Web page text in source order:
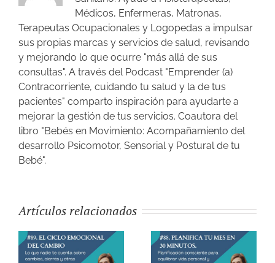
Médicos, Enfermeras, Matronas,
Terapeutas Ocupacionales y Logopedas a impulsar
sus propias marcas y servicios de salud, revisando
y mejorando lo que ocurre "más allá de sus
consultas". A través del Podcast "Emprender (a)
Contracorriente, cuidando tu salud y la de tus
pacientes" comparto inspiración para ayudarte a
mejorar la gestión de tus servicios. Coautora del
libro "Bebés en Movimiento: Acompañamiento del
desarrollo Psicomotor, Sensorial y Postural de tu
Bebé".
Artículos relacionados